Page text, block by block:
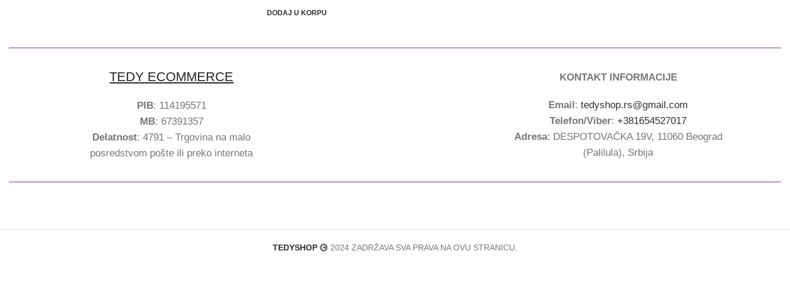
DODAJ U KORPU
TEDY ECOMMERCE
PIB: 114195571
MB: 67391357
Delatnost: 4791 – Trgovina na malo
posredstvom pošte ili preko interneta
KONTAKT INFORMACIJE
Email:tedyshop.rs@gmail.com
Telefon/Viber:+381654527017
Adresa: DESPOTOVAČKA 19V, 11060 Beograd
(Palilula), Srbija
TEDYSHOP 2024 ZADRŽAVA SVA PRAVA NA OVU STRANICU.